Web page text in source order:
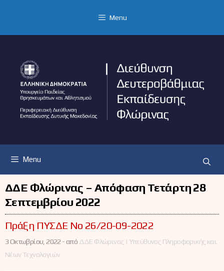
Menu
Menu
ΔΔΕ Φλώρινας – Απόφαση Τετάρτη 28
Σεπτεμβρίου 2022
Πράξη ΠΥΣΔΕ Νο 26/20-09-2022
3 Οκτωβρίου, 2022 -από ΔΔΕ Φλώρινας | Υπεύθυνος Πληροφορικής και
Νέων Τεχνολογιών